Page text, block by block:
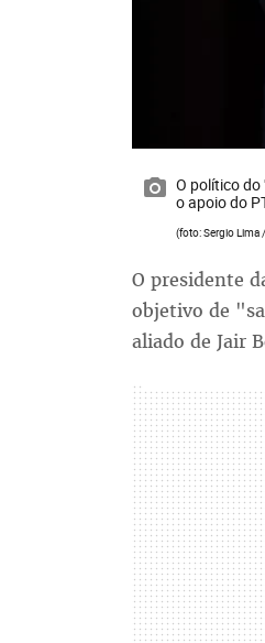
O político
o apoio do
(foto: Sergio Lima
O presidente
objetivo de
aliado de Jair